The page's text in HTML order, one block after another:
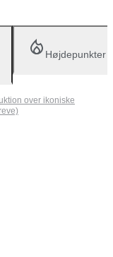
Højdepunkter
over ikoniske